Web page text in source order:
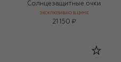
Солнцезащитные очки
ЭКСКЛЮЗИВНО В ЦУМЕ
21 150 ₽